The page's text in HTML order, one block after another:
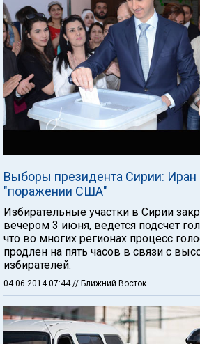
Выборы президента Сирии: Иран
"поражении США"
Избирательные участки в Сирии
вечером 3 июня, ведется подсчет
что во многих регионах процесс
продлен на пять часов в связи с
избирателей.
04.06.2014 07:44 // Ближний Восток